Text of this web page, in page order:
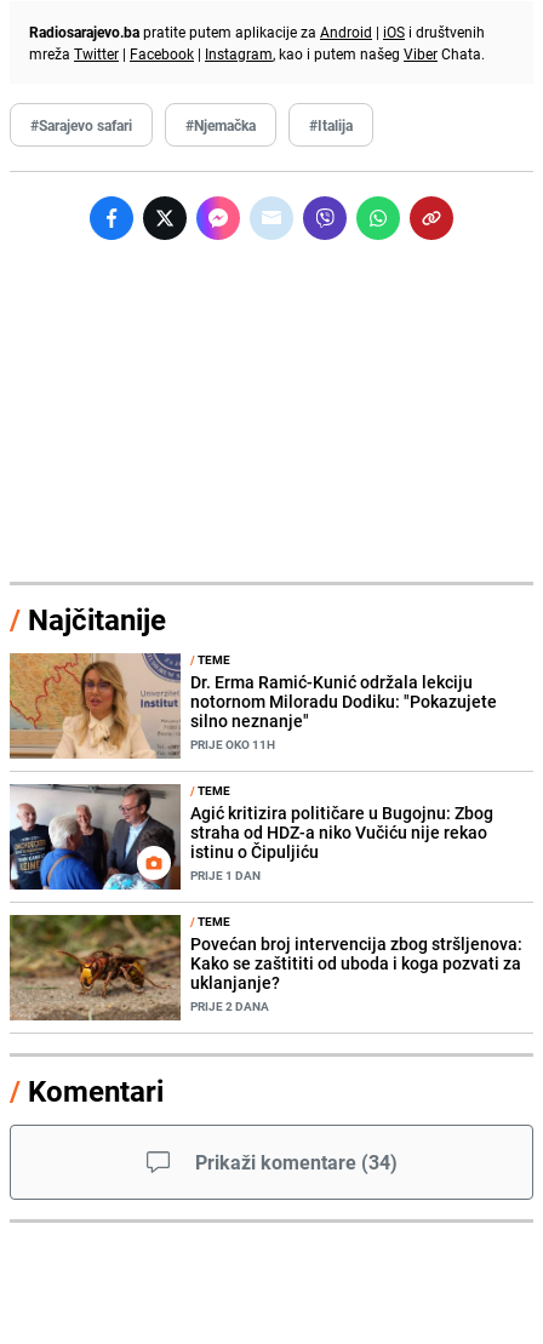
Radiosarajevo.bapratite putem aplikacije za Android | iOS i društvenih
mreža Twitter | Facebook | Instagram, kao i putem našeg ViberChata.
#Sarajevo safari #Njemačka #Italija
/ Najčitanije
/TEME
Dr. Erma Ramić-Kunić održala lekciju
notornom Miloradu Dodiku: "Pokazujete
silno neznanje"
PRIJE OKO 11H
/TEME
Agić kritizira političare u Bugojnu: Zbog
straha od HDZ-a niko Vučiću nije rekao
istinu o Čipuljiću
PRIJE 1 DAN
/TEME
Povećan broj intervencija zbog stršljenova:
Kako se zaštititi od uboda i koga pozvati za
uklanjanje?
PRIJE 2 DANA
/ Komentari
Prikaži komentare (34)